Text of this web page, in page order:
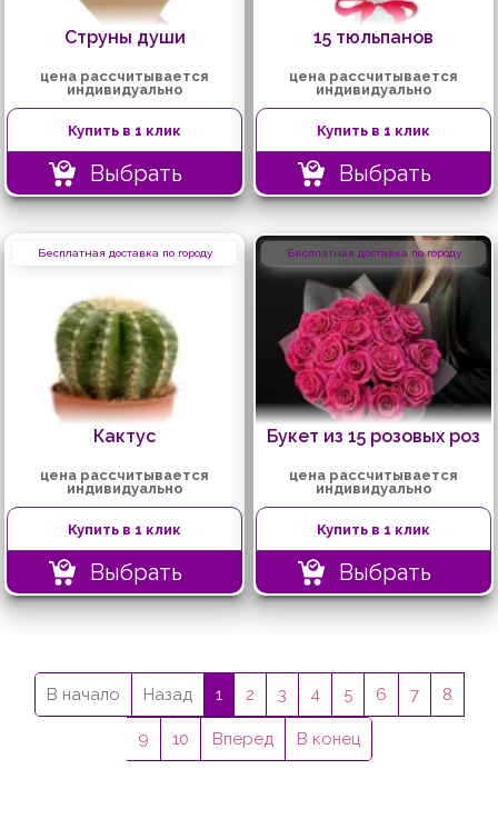
Струны души
цена рассчитывается
индивидуально
Купить в 1 клик
Выбрать
15 тюльпанов
цена рассчитывается
индивидуально
Купить в 1 клик
Выбрать
Бесплатная доставка по городу
Кактус
цена рассчитывается
индивидуально
Купить в 1 клик
Выбрать
Бесплатная доставка по городу
Букет из 15 розовых роз
цена рассчитывается
индивидуально
Купить в 1 клик
Выбрать
В начало Назад 1 2 3 4 5 6 7 8
9 10 Вперед В конец